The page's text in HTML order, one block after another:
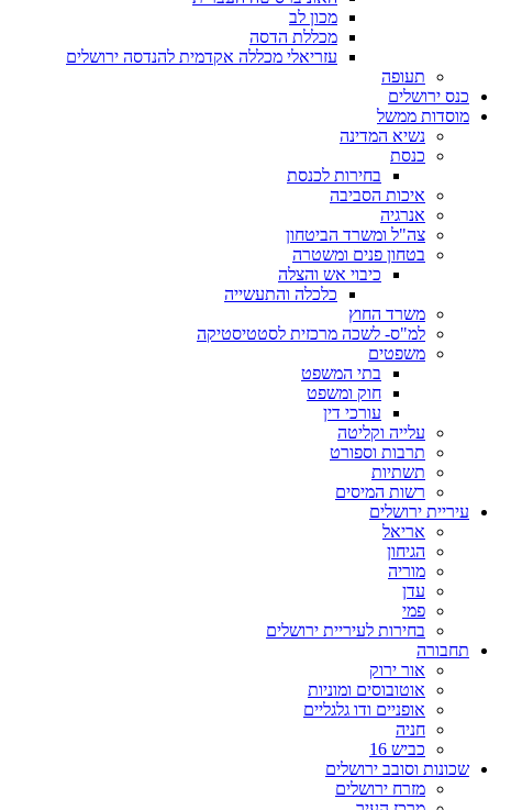
מכון לב
מכללת הדסה
עזריאלי מכללה אקדמית להנדסה ירושלים
תעופה
כנס ירושלים
מוסדות ממשל
נשיא המדינה
כנסת
בחירות לכנסת
איכות הסביבה
אנרגיה
צה"ל ומשרד הביטחון
בטחון פנים ומשטרה
כיבוי אש והצלה
כלכלה והתעשייה
משרד החוץ
למ"ס- לשכה מרכזית לסטטיסטיקה
משפטים
בתי המשפט
חוק ומשפט
עורכי דין
עלייה וקליטה
תרבות וספורט
תשתיות
רשות המיסים
עיריית ירושלים
אריאל
הגיחון
מוריה
עדן
פמי
בחירות לעיריית ירושלים
תחבורה
אור ירוק
אוטובוסים ומוניות
אופניים ודו גלגליים
חניה
כביש 16
שכונות וסובב ירושלים
מזרח ירושלים